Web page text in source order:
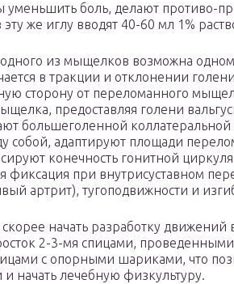
уменьшить боль, делают противо-
эту же иглу вводят 40-60 мл 1%
из мыщелков возможна
в тракции и отклонении
сторону от переломанного
предоставляя голени
большеголенной коллатеральной
адаптируют площади
конечность гонитной
фиксация при внутрисуставном
артрит), тугоподвижности и
скорее начать разработку
2-3-мя спицами,
с опорными шариками, что
начать лечебную физкультуру.